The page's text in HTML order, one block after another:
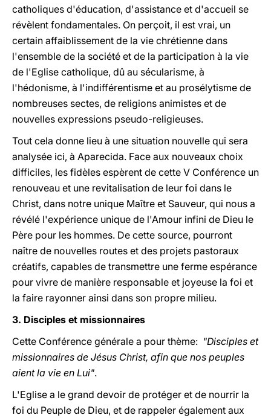
catholiques d'éducation, d'assistance et d'accueil se
révèlent fondamentales. On perçoit, il est vrai, un
certain affaiblissement de la vie chrétienne dans
l'ensemble de la société et de la participation à la vie
de l'Eglise catholique, dû au sécularisme, à
l'hédonisme, à l'indifférentisme et au prosélytisme de
nombreuses sectes, de religions animistes et de
nouvelles expressions pseudo-religieuses.
Tout cela donne lieu à une situation nouvelle qui sera
analysée ici, à Aparecida. Face aux nouveaux choix
difficiles, les fidèles espèrent de cette V Conférence un
renouveau et une revitalisation de leur foi dans le
Christ, dans notre unique Maître et Sauveur, qui nous a
révélé l'expérience unique de l'Amour infini de Dieu le
Père pour les hommes. De cette source, pourront
naître de nouvelles routes et des projets pastoraux
créatifs, capables de transmettre une ferme espérance
pour vivre de manière responsable et joyeuse la foi et
la faire rayonner ainsi dans son propre milieu.
3. Disciples et missionnaires
Cette Conférence générale a pour thème: "Disciples et
missionnaires de Jésus Christ, afin que nos peuples
aient la vie en Lui".
L'Eglise a le grand devoir de protéger et de nourrir la
foi du Peuple de Dieu, et de rappeler également aux